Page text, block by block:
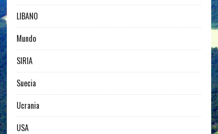
LIBANO
Mundo
SIRIA
Suecia
Ucrania
USA